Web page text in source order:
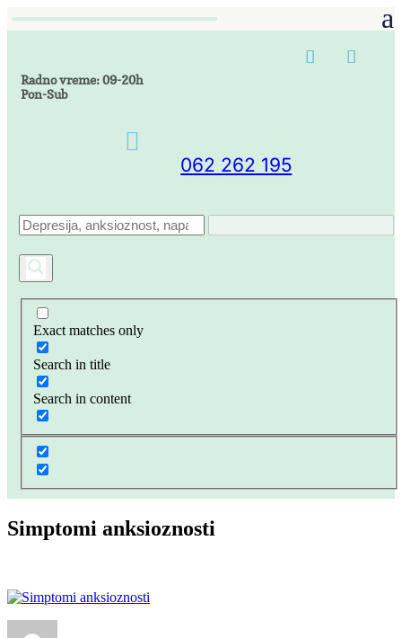
Radno vreme: 09-20h
Pon-Sub

062 262 195
Exact matches only
Search in title
Search in content
Simptomi anksioznosti